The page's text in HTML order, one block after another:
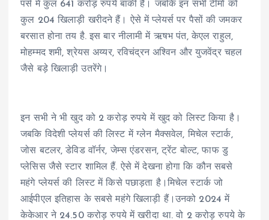
पर्स में कुल 641 करोड़ रुपये बाकी हैं। जबकि इन सभी टीमों को
कुल 204 खिलाड़ी खरीदने हैं। ऐसे में प्लेयर्स पर पैसों की जमकर
बरसात होना तय है. इस बार नीलामी में ऋषभ पंत, केएल राहुल,
मोहम्मद शमी, श्रेयस अय्यर, रव‍िचंद्रन अश्विन और युजवेंद्र चहल
जैसे बड़े खिलाड़ी उतरेंगे।
इन सभी ने भी खुद को 2 करोड़ रुपये में खुद को ल‍िस्ट किया है।
जबकि विदेशी प्लेयर्स की लिस्ट में ग्लेन मैक्सवेल, मिचेल स्टार्क,
जोस बटलर, डेविड वॉर्नर, जेम्स एंडरसन, ट्रेंट बोल्ट, फाफ डु
प्लेसिस जैसे स्टार शामिल हैं. ऐसे में देखना होगा कि कौन सबसे
महंगे प्लेयर्स की लिस्ट में किसे पछाड़ता है।मिचेल स्टार्क जो
आईपीएल इतिहास के सबसे महंगे खिलाड़ी हैं।उनको 2024 में
केकेआर ने 24.50 करोड़ रुपये में खरीदा था. वो 2 करोड़ रुपये के